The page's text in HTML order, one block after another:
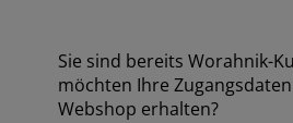
Sie sind bereits Worahnik-
möchten Ihre
Webshop erhalten?